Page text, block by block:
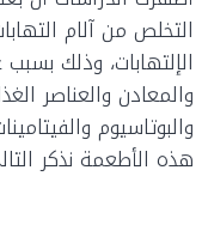
التخلص من آلام
الإلتهابات، وذلك
والمعادن والعناصر
والبوتاسيوم
هذه الأطعمة نذكر